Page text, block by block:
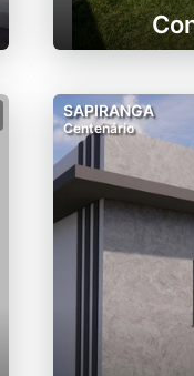
SAPIRANGA
Centenário